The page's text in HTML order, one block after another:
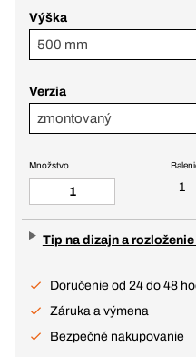
Výška
500 mm
Verzia
zmontovaný
1
Množstvo
Tip na dizajn a
Doručenie od 24 do 48
Záruka a výmena
Bezpečné nakupovanie